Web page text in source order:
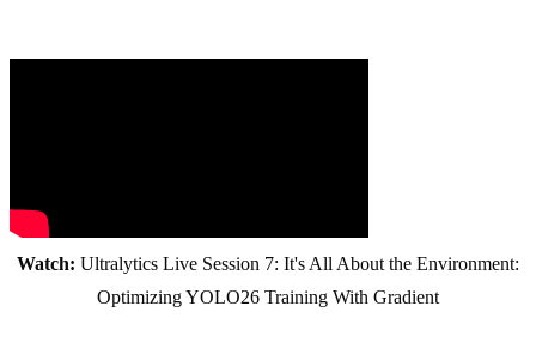
Watch: Ultralytics Live Session 7: It's All About the Environment:
Optimizing YOLO26 Training With Gradient